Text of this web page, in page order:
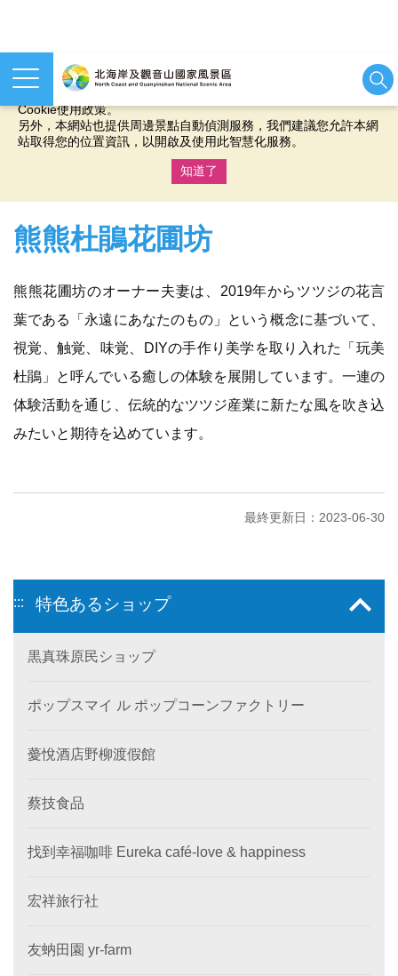
本網站使用cookies等相關技術以持續優化網站服務，並有助於為
您提供更佳的體驗，當您繼續使用本網站即表示您同意我們的
Cookie使用政策。
另外，本網站也提供周邊景點自動偵測服務，我們建議您允許本網
站取得您的位置資訊，以開啟及使用此智慧化服務。
知道了
熊熊杜鵑花圃坊
熊熊花圃坊のオーナー夫妻は、2019年からツツジの花言
葉である「永遠にあなたのもの」という概念に基づいて、
視覚、触覚、味覚、DIYの手作り美学を取り入れた「玩美
杜鵑」と呼んでいる癒しの体験を展開しています。一連の
体験活動を通じ、伝統的なツツジ産業に新たな風を吹き込
みたいと期待を込めています。
最終更新日：2023-06-30
::: 特色あるショップ
黒真珠原民ショップ
ポップスマイ ル ポップコーンファクトリー
薆悅酒店野柳渡假館
蔡技食品
找到幸福咖啡 Eureka café-love & happiness
宏祥旅行社
友蚋田園 yr-farm